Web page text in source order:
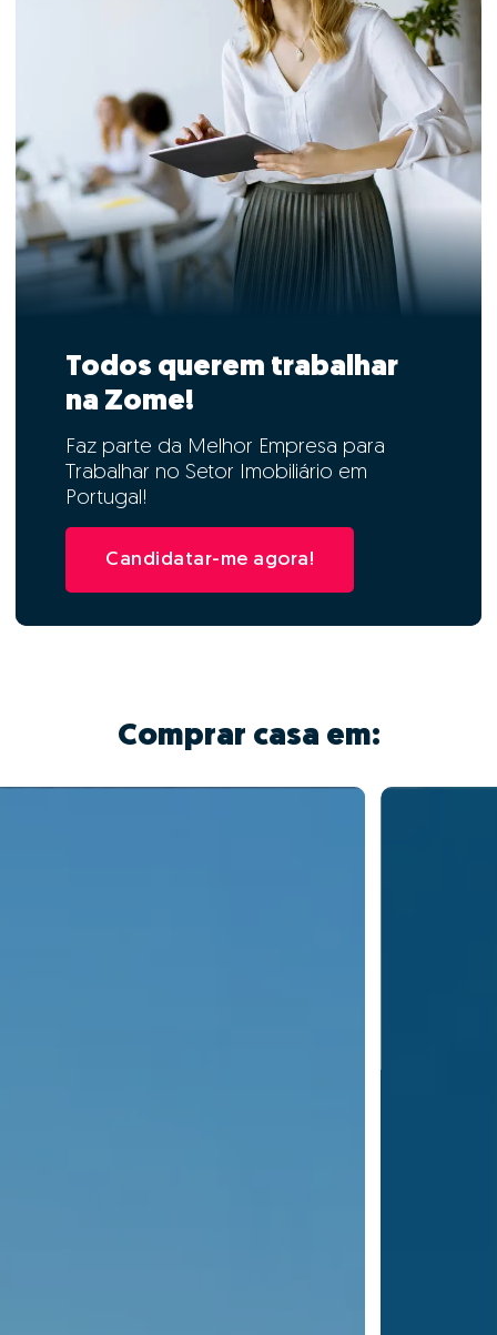
Todos querem trabalhar
na Zome!
Faz parte da Melhor Empresa para
Trabalhar no Setor Imobiliário em
Portugal!
Candidatar-me agora!
Comprar casa em: